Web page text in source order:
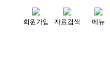
회원가입 자료검색 메뉴